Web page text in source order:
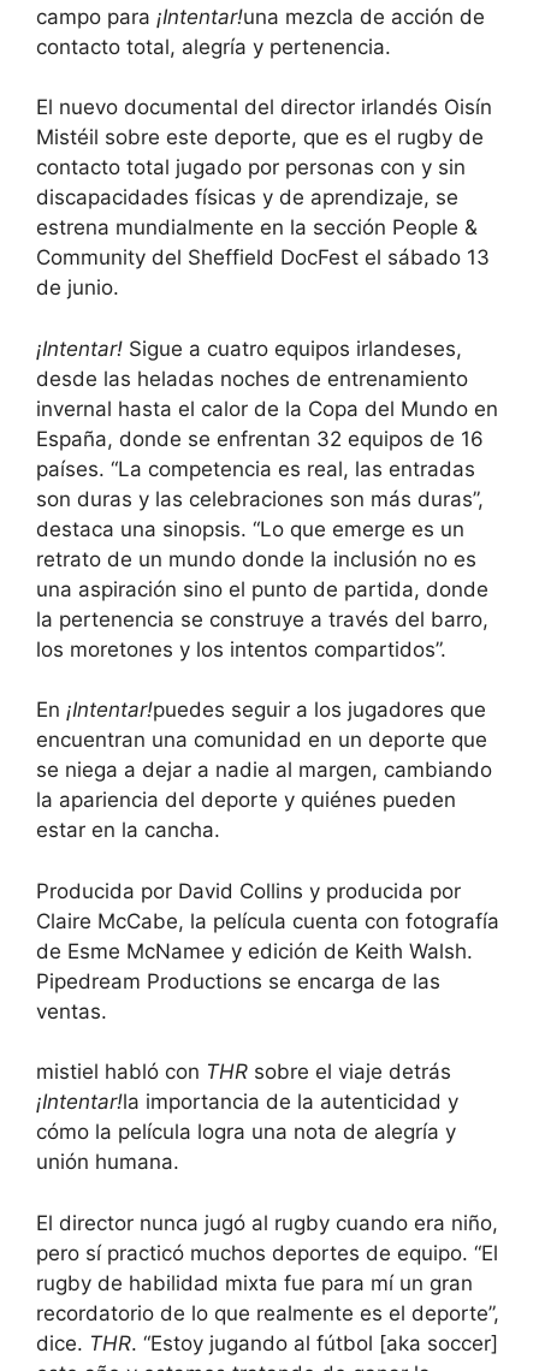
campo para ¡Intentar!una mezcla de acción de
contacto total, alegría y pertenencia.
El nuevo documental del director irlandés Oisín
Mistéil sobre este deporte, que es el rugby de
contacto total jugado por personas con y sin
discapacidades físicas y de aprendizaje, se
estrena mundialmente en la sección People &
Community del Sheffield DocFest el sábado 13
de junio.
¡Intentar! Sigue a cuatro equipos irlandeses,
desde las heladas noches de entrenamiento
invernal hasta el calor de la Copa del Mundo en
España, donde se enfrentan 32 equipos de 16
países. “La competencia es real, las entradas
son duras y las celebraciones son más duras”,
destaca una sinopsis. “Lo que emerge es un
retrato de un mundo donde la inclusión no es
una aspiración sino el punto de partida, donde
la pertenencia se construye a través del barro,
los moretones y los intentos compartidos”.
En ¡Intentar!puedes seguir a los jugadores que
encuentran una comunidad en un deporte que
se niega a dejar a nadie al margen, cambiando
la apariencia del deporte y quiénes pueden
estar en la cancha.
Producida por David Collins y producida por
Claire McCabe, la película cuenta con fotografía
de Esme McNamee y edición de Keith Walsh.
Pipedream Productions se encarga de las
ventas.
mistiel habló con THR sobre el viaje detrás
¡Intentar!la importancia de la autenticidad y
cómo la película logra una nota de alegría y
unión humana.
El director nunca jugó al rugby cuando era niño,
pero sí practicó muchos deportes de equipo. “El
rugby de habilidad mixta fue para mí un gran
recordatorio de lo que realmente es el deporte”,
dice. THR. “Estoy jugando al fútbol [aka soccer]